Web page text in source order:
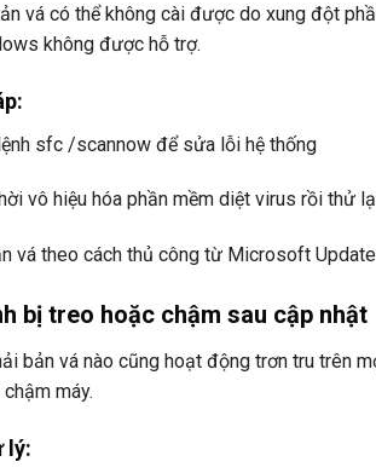
vá có thể không cài được do xung đột
không được hỗ trợ.
sfc /scannow để sửa lỗi hệ thống
vô hiệu hóa phần mềm diệt virus rồi thử
vá theo cách thủ công từ Microsoft
bị treo hoặc chậm sau cập nhật
bản vá nào cũng hoạt động trơn tru trên
máy.
lý: